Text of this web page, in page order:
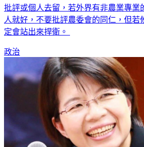
批評或個人去留，若外界有非農業專業
人就好，不要批評農委會的同仁，但若
定會站出來捍衛。
政治